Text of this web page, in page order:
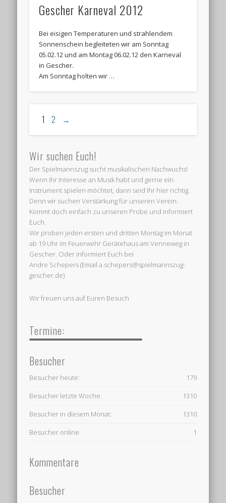
Gescher Karneval 2012
Bei eisigen Temperaturen und strahlendem
Sonnenschein begleiteten wir am Sonntag
05.02.12 und am Montag 06.02.12 den Karneval
in Gescher.
Am Sonntag holten wir …
1 2 →
Wir suchen Euch!
Der Spielmannszug sucht musikalischen Nachwuchs!
Wenn Ihr Interesse an Musik habt und gerne ein
Instrument spielen möchtet, dann seid Ihr hier richtig.
Denn wir suchen Verstärkung für unseren Verein.
Kommt doch einfach zu unseren Probe und informiert
Euch.
Wir proben jeden ersten und dritten Montag im Monat
ab 19 Uhr im Feuerwehr Gerätehaus am Venneweg in
Gescher. Oder informiert Euch bei
Andre Schepers (Email a.schepers@spielmannszug-
gescher.de)
Wir freuen uns auf Euren Besuch
Termine:
Besucher
179
Besucher heute:
1310
Besucher letzte Woche:
1310
Besucher in diesem Monat:
1
Besucher online:
Kommentare
Besucher